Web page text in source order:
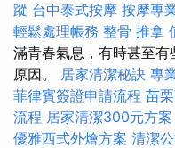
蹤 台中泰式按摩 按摩專
輕鬆處理帳務 整骨 推拿
滿青春氣息，有時甚至
原因。 居家清潔秘訣 專
菲律賓簽證申請流程 苗
流程 居家清潔300元方案
優雅西式外燴方案 清潔